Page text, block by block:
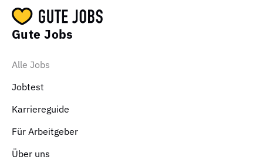
Gute Jobs
Alle Jobs
Jobtest
Karriereguide
Für Arbeitgeber
Über uns